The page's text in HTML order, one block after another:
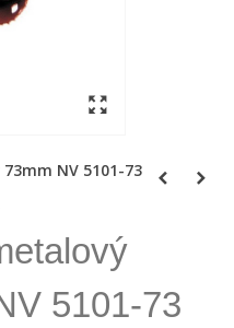
NV 5101-73
5101-73